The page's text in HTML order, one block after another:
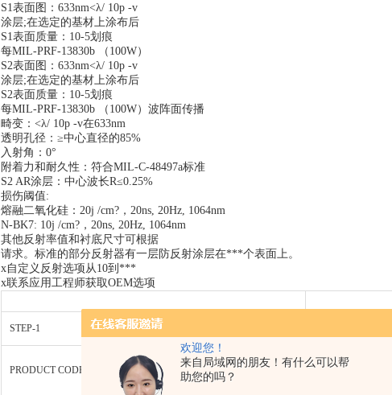
欢迎您！
来自局域网的朋友！有什么可以帮
助您的吗？
S1表面图：633nm<λ/ 10p -v
涂层;在选定的基材上涂布后
S1表面质量：10-5划痕
每MIL-PRF-13830b （100W）
S2表面图：633nm<λ/ 10p -v
涂层;在选定的基材上涂布后
S2表面质量：10-5划痕
每MIL-PRF-13830b （100W）波阵面传播
畸变：<λ/ 10p -v在633nm
透明孔径：≥中心直径的85%
入射角：0°
附着力和耐久性：符合MIL-C-48497a标准
S2 AR涂层：中心波长R≤0.25%
损伤阈值:
熔融二氧化硅：20j /cm?，20ns, 20Hz, 1064nm
N-BK7: 10j /cm?，20ns, 20Hz, 1064nm
其他反射率值和衬底尺寸可根据
请求。标准的部分反射器有一层防反射涂层在***个表面上。
x自定义反射选项从10到***
x联系应用工程师获取OEM选项
STEP-1
PRODUCT CODE
CENTER